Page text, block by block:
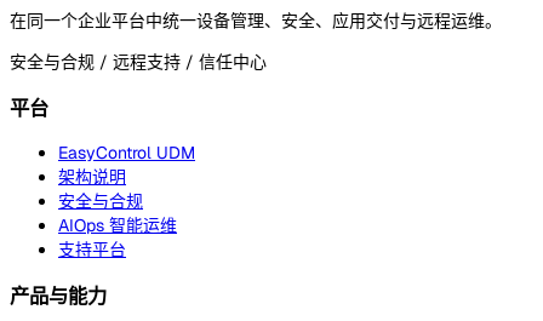
在同一个企业平台中统一设备管理、安全、应用交付与远程运维。
安全与合规 / 远程支持 / 信任中心
平台
EasyControl UDM
架构说明
安全与合规
AIOps 智能运维
支持平台
产品与能力